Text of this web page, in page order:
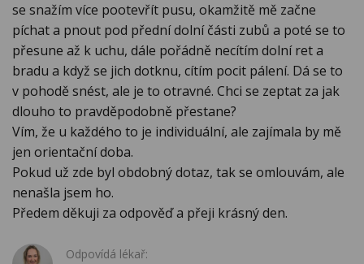
se snažím více pootevřít pusu, okamžitě mě začne
píchat a pnout pod přední dolní části zubů a poté se to
přesune až k uchu, dále pořádně necítím dolní ret a
bradu a když se jich dotknu, cítím pocit pálení. Dá se to
v pohodě snést, ale je to otravné. Chci se zeptat za jak
dlouho to pravděpodobně přestane?
Vím, že u každého to je individuální, ale zajímala by mě
jen orientační doba.
Pokud už zde byl obdobný dotaz, tak se omlouvám, ale
nenašla jsem ho.
Předem děkuji za odpověď a přeji krásný den.
Odpovídá lékař: